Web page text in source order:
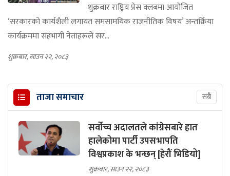
शुक्रबार राष्ट्रिय प्रेस क्लबमा आयोजित
‘सरकारको कार्यशैली लगायत समसामयिक राजनीतिक विषय’ अन्तर्क्रिया
कार्यक्रममा सहभागी नेताहरूले सर...
शुक्रबार, साउन २२, २०८३
ताजा समाचार सबै
सर्वोच्च अदालतले कांग्रेसबारे हात
हालेकोमा पार्टी उपसभापति
विश्वप्रकाश के भन्छन् [हेरौं भिडियो]
शुक्रबार, साउन २२, २०८३